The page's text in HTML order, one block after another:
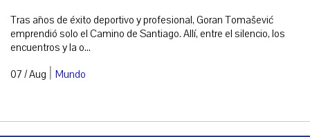
Tras años de éxito deportivo y profesional, Goran Tomašević
emprendió solo el Camino de Santiago. Allí, entre el silencio, los
encuentros y la o...
07 / Aug | Mundo